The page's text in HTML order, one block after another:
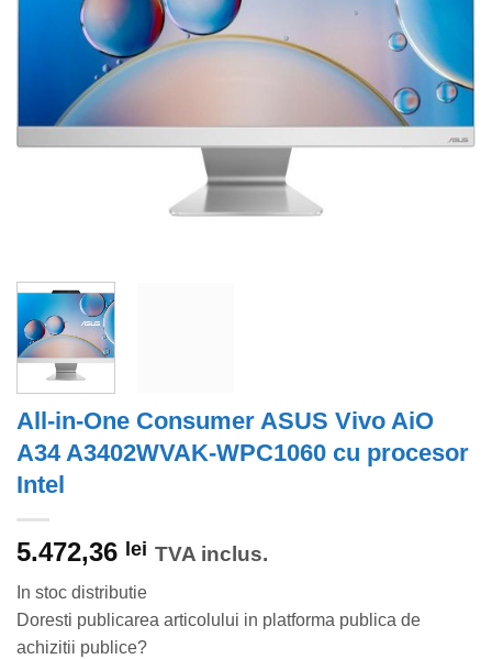
All-in-One Consumer ASUS Vivo AiO
A34 A3402WVAK-WPC1060 cu procesor
Intel
5.472,36 lei TVA inclus.
In stoc distributie
Doresti publicarea articolului in platforma publica de
achizitii publice?